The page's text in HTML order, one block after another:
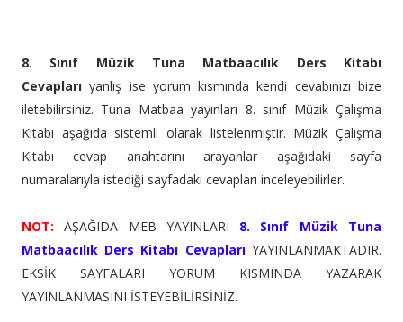
8. Sınıf Müzik Tuna Matbaacılık Ders Kitabı
Cevaplarıyanlış ise yorum kısmında kendi cevabınızı bize
iletebilirsiniz. Tuna Matbaa yayınları 8. sınıf Müzik Çalışma
Kitabı aşağıda sistemli olarak listelenmiştir. Müzik Çalışma
Kitabı cevap anahtarını arayanlar aşağıdaki sayfa
numaralarıyla istediği sayfadaki cevapları inceleyebilirler.
NOT:AŞAĞIDA MEB YAYINLARI 8. Sınıf Müzik Tuna
Matbaacılık Ders Kitabı CevaplarıYAYINLANMAKTADIR.
EKSİK SAYFALARI YORUM KISMINDA YAZARAK
YAYINLANMASINI İSTEYEBİLİRSİNİZ.